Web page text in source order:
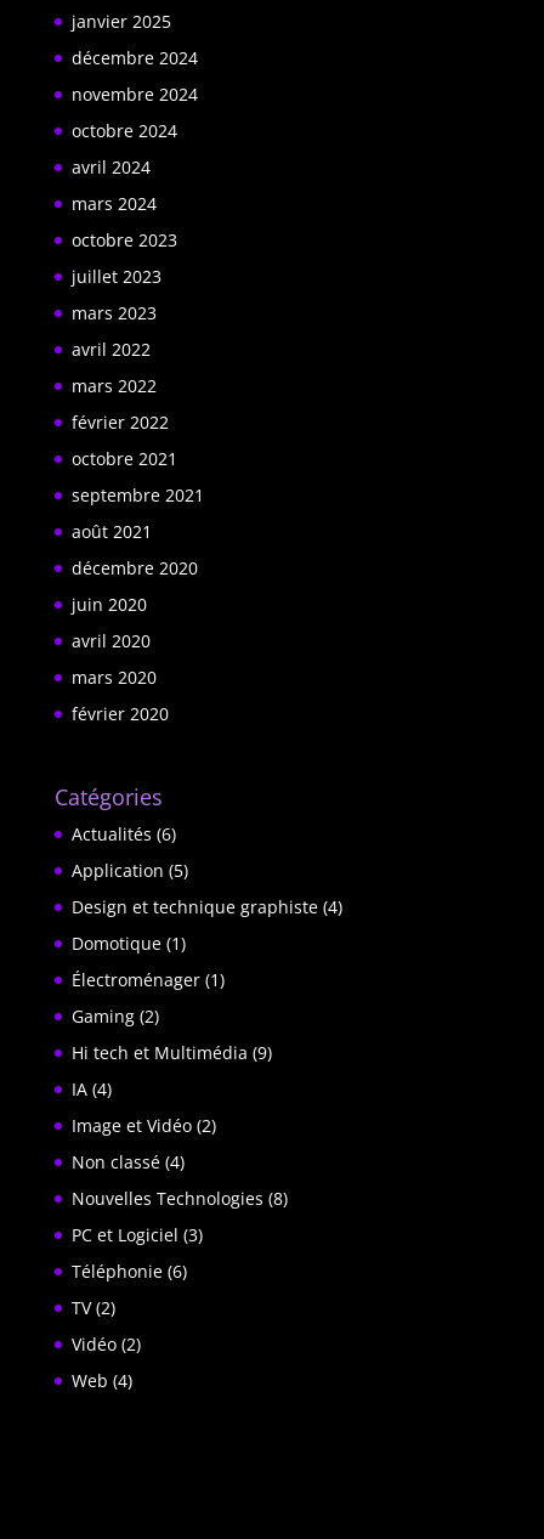
janvier 2025
décembre 2024
novembre 2024
octobre 2024
avril 2024
mars 2024
octobre 2023
juillet 2023
mars 2023
avril 2022
mars 2022
février 2022
octobre 2021
septembre 2021
août 2021
décembre 2020
juin 2020
avril 2020
mars 2020
février 2020
Catégories
Actualités (6)
Application (5)
Design et technique graphiste(4)
Domotique(1)
Électroménager(1)
Gaming(2)
Hi tech et Multimédia (9)
IA(4)
Image et Vidéo(2)
Non classé(4)
Nouvelles Technologies (8)
PC et Logiciel (3)
Téléphonie(6)
TV(2)
Vidéo(2)
Web (4)